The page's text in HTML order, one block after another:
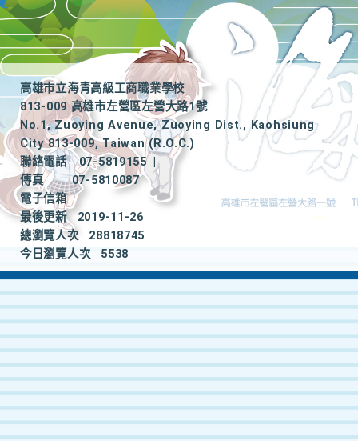
高雄市立海青高級工商職業學校
813-009 高雄市左營區左營大路1號
No.1, Zuoying Avenue, Zuoying Dist., Kaohsiung
City 813-009, Taiwan (R.O.C.)
聯絡電話
07-5819155
|
傳真
07-5810087
電子信箱
最後更新
2019-11-26
總瀏覽人次
28818745
今日瀏覽人次
5538